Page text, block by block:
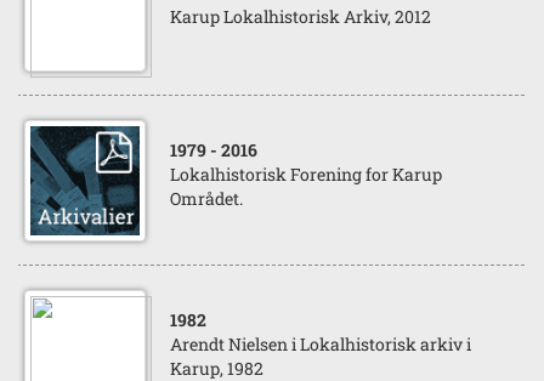
Karup Lokalhistorisk Arkiv, 2012
1979 - 2016
Lokalhistorisk Forening for Karup
Området.
1982
Arendt Nielsen i Lokalhistorisk arkiv i
Karup, 1982